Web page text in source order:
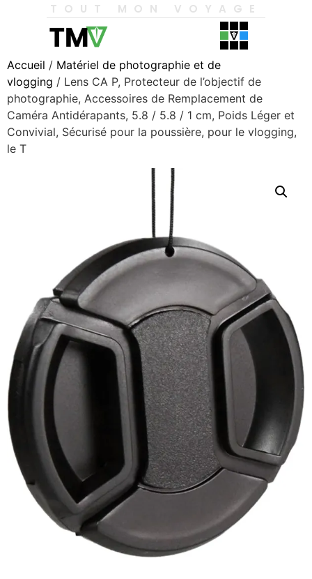
TOUT MON VOYAGE
Accueil / Matériel de photographie et de
vlogging / Lens CA P, Protecteur de l’objectif de
photographie, Accessoires de Remplacement de
Caméra Antidérapants, 5.8 / 5.8 / 1 cm, Poids Léger et
Convivial, Sécurisé pour la poussière, pour le vlogging,
le T